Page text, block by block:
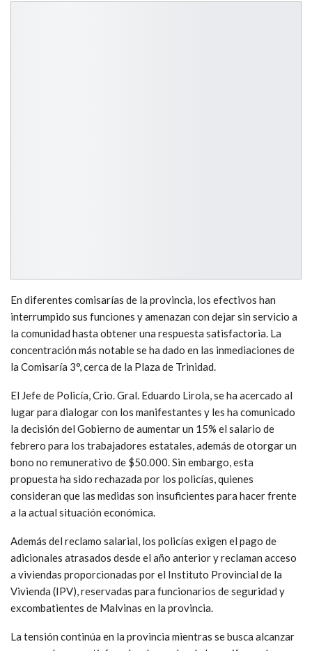
En diferentes comisarías de la provincia, los efectivos han
interrumpido sus funciones y amenazan con dejar sin servicio a
la comunidad hasta obtener una respuesta satisfactoria. La
concentración más notable se ha dado en las inmediaciones de
la Comisaría 3°, cerca de la Plaza de Trinidad.
El Jefe de Policía, Crio. Gral. Eduardo Lirola, se ha acercado al
lugar para dialogar con los manifestantes y les ha comunicado
la decisión del Gobierno de aumentar un 15% el salario de
febrero para los trabajadores estatales, además de otorgar un
bono no remunerativo de $50.000. Sin embargo, esta
propuesta ha sido rechazada por los policías, quienes
consideran que las medidas son insuficientes para hacer frente
a la actual situación económica.
Además del reclamo salarial, los policías exigen el pago de
adicionales atrasados desde el año anterior y reclaman acceso
a viviendas proporcionadas por el Instituto Provincial de la
Vivienda (IPV), reservadas para funcionarios de seguridad y
excombatientes de Malvinas en la provincia.
La tensión continúa en la provincia mientras se busca alcanzar